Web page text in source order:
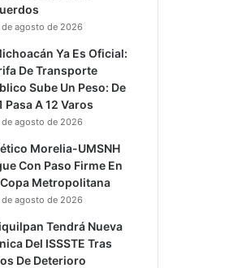
de agosto de 2026
Ya Es Oficial:
De Transporte
Sube Un Peso: De
Pasa A 12 Varos
de agosto de 2026
Morelia-UMSNH
Con Paso Firme En
Copa Metropolitana
de agosto de 2026
Tendrá Nueva
Del ISSSTE Tras
De Deterioro